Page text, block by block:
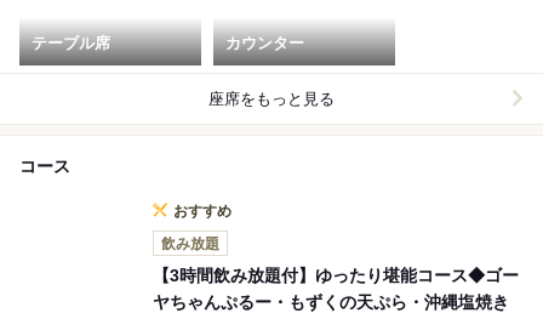
テーブル席 カウンター
座席をもっと見る
コース
おすすめ
飲み放題
【3時間飲み放題付】ゆったり堪能コース◆ゴー
ヤちゃんぷるー・もずくの天ぷら・沖縄塩焼き